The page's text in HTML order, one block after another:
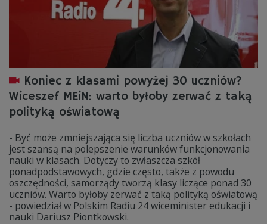
Koniec z klasami powyżej 30 uczniów?
Wiceszef MEiN: warto byłoby zerwać z taką
polityką oświatową
- Być może zmniejszająca się liczba uczniów w szkołach
jest szansą na polepszenie warunków funkcjonowania
nauki w klasach. Dotyczy to zwłaszcza szkół
ponadpodstawowych, gdzie często, także z powodu
oszczędności, samorządy tworzą klasy liczące ponad 30
uczniów. Warto byłoby zerwać z taką polityką oświatową
- powiedział w Polskim Radiu 24 wiceminister edukacji i
nauki Dariusz Piontkowski.